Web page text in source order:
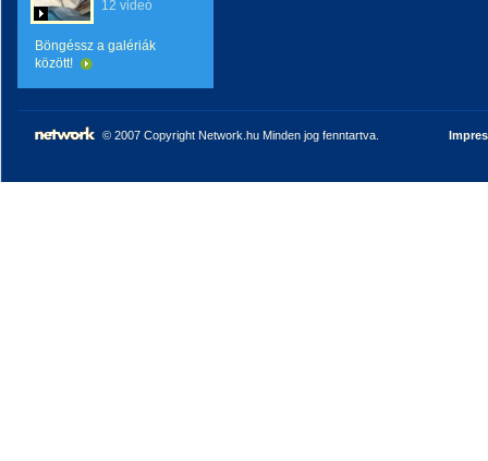
12 videó
Böngéssz a galériák
között!
© 2007 Copyright Network.hu Minden jog fenntartva.